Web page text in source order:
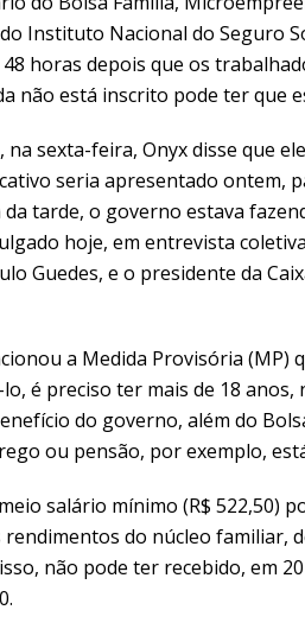
Instituto Nacional do Seguro
horas depois que os
não está inscrito pode ter que
sexta-feira, Onyx disse que
seria apresentado ontem,
tarde, o governo estava
hoje, em entrevista
Guedes, e o presidente da
a Medida Provisória (MP)
é preciso ter mais de 18
do governo, além do
ou pensão, por exemplo,
salário mínimo (R$ 522,50)
do núcleo familiar,
não pode ter recebido, em